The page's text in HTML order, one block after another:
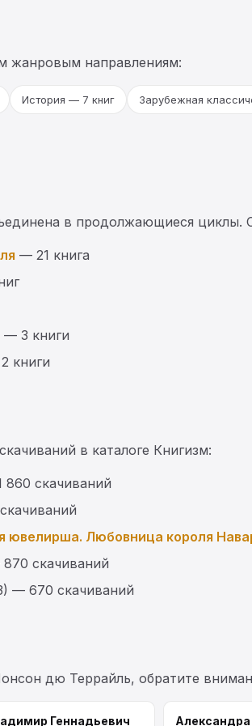
жанровым направлениям:
История — 7 книг Зарубежная
в продолжающиеся
— 21 книга
— 3 книги
книги
в каталоге Книгизм:
860 скачиваний
ювелирша. Любовница короля
скачиваний
— 670 скачиваний
дю Террайль, обратите
Геннадьевич